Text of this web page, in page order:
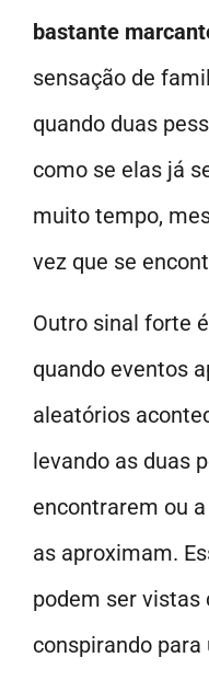
bastante
sensação de
quando duas
como se elas já
muito tempo,
vez que se
Outro sinal forte
quando eventos
aleatórios
levando as duas
encontrarem ou
as aproximam.
podem ser vistas
conspirando